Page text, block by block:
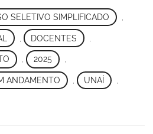
SELETIVO SIMPLIFICADO
DOCENTES
, 2025 ,
ANDAMENTO UNAÍ